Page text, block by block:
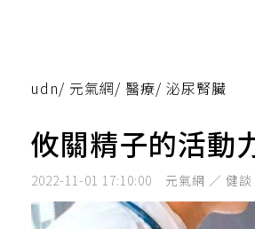
udn/ 元氣網/ 醫療/ 泌尿腎臟
攸關精子的活動
2022-11-01 17:10:00 元氣網 ／ 健談